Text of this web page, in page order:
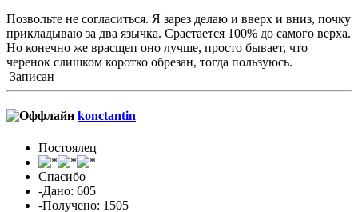
Позвольте не согласиться. Я зарез делаю и вверх и вниз, почку
прикладываю за два язычка. Срастается 100% до самого верха.
Но конечно же врасщеп оно лучше, просто бывает, что
черенок слишком коротко обрезан, тогда пользуюсь.
Записан
konctantin
Постоялец
Спасибо
-Дано: 605
-Получено: 1505